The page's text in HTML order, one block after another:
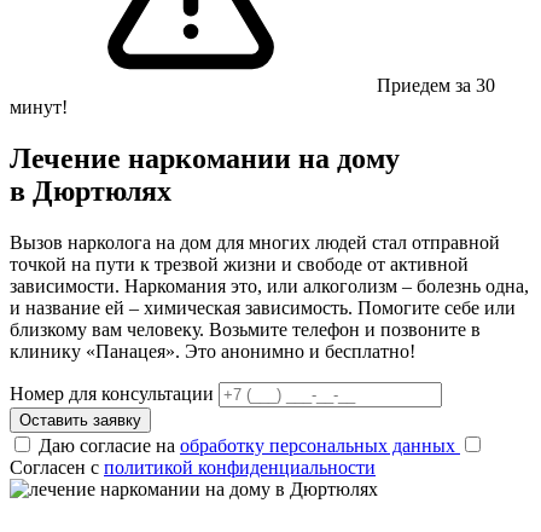
Приедем за 30
минут!
Лечение наркомании на дому
в Дюртюлях
Вызов нарколога на дом для многих людей стал отправной
точкой на пути к трезвой жизни и свободе от активной
зависимости. Наркомания это, или алкоголизм – болезнь одна,
и название ей – химическая зависимость. Помогите себе или
близкому вам человеку. Возьмите телефон и позвоните в
клинику «Панацея». Это анонимно и бесплатно!
Номер для консультации
Оставить заявку
Даю согласие на обработку персональных данных
Согласен с политикой конфиденциальности